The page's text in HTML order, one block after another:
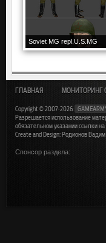
Soviet MG repl.U.S.MG
ГЛАВНАЯ МОНИТОРИНГ
Copyright © 2007-2026
Разрешается использование
обязательном указании ссылки на
Create and Design: Родионов Вадим
Спонсор раздела: